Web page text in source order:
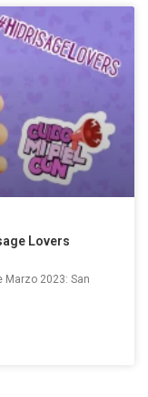
Lovers
Marzo 2023: San